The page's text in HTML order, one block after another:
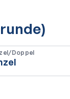
Doppel